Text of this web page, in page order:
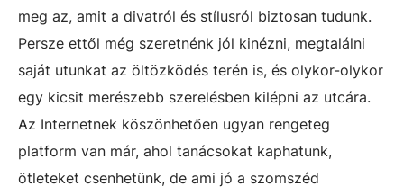
meg az, amit a divatról és stílusról biztosan tudunk.
Persze ettől még szeretnénk jól kinézni, megtalálni
saját utunkat az öltözködés terén is, és olykor-olykor
egy kicsit merészebb szerelésben kilépni az utcára.
Az Internetnek köszönhetően ugyan rengeteg
platform van már, ahol tanácsokat kaphatunk,
ötleteket csenhetünk, de ami jó a szomszéd